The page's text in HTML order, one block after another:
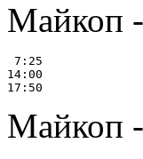
Майкоп -
7:25
14:00
Майкоп